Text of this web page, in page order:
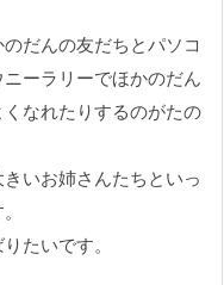
だんの友だちとパソコ
ーラリーでほかのだん
なれたりするのがたの
いお姉さんたちといっ
たいです。